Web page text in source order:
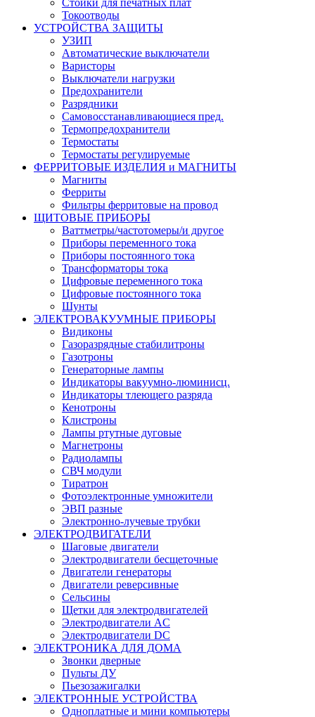
Токоотводы
УСТРОЙСТВА ЗАЩИТЫ
УЗИП
Автоматические выключатели
Варисторы
Выключатели нагрузки
Предохранители
Разрядники
Самовосстанавливающиеся пред.
Термопредохранители
Термостаты
Термостаты регулируемые
ФЕРРИТОВЫЕ ИЗДЕЛИЯ и МАГНИТЫ
Магниты
Ферриты
Фильтры ферритовые на провод
ЩИТОВЫЕ ПРИБОРЫ
Ваттметры/частотомеры/и другое
Приборы переменного тока
Приборы постоянного тока
Трансформаторы тока
Цифровые переменного тока
Цифровые постоянного тока
Шунты
ЭЛЕКТРОВАКУУМНЫЕ ПРИБОРЫ
Видиконы
Газоразрядные стабилитроны
Газотроны
Генераторные лампы
Индикаторы вакуумно-люминисц.
Индикаторы тлеющего разряда
Кенотроны
Клистроны
Лампы ртутные дуговые
Магнетроны
Радиолампы
СВЧ модули
Тиратрон
Фотоэлектронные умножители
ЭВП разные
Электронно-лучевые трубки
ЭЛЕКТРОДВИГАТЕЛИ
Шаговые двигатели
Электродвигатели бесщеточные
Двигатели генераторы
Двигатели реверсивные
Сельсины
Щетки для электродвигателей
Электродвигатели AC
Электродвигатели DC
ЭЛЕКТРОНИКА ДЛЯ ДОМА
Звонки дверные
Пульты ДУ
Пьезозажигалки
ЭЛЕКТРОННЫЕ УСТРОЙСТВА
Одноплатные и мини компьютеры